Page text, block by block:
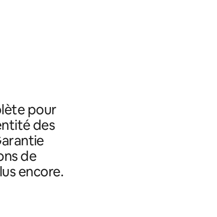
pour
des
de
encore.